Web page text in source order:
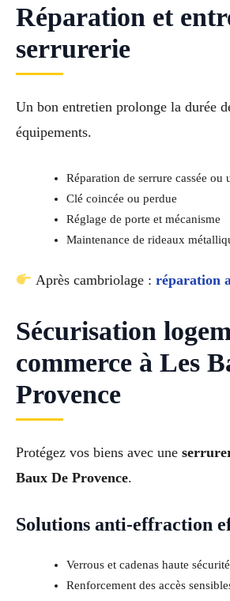
Réparation et
serrurerie
Un bon entretien prolonge la durée
équipements.
Réparation de serrure cassée ou
Clé coincée ou perdue
Réglage de porte et mécanisme
Maintenance de rideaux
Après cambriolage : réparation
Sécurisation
commerce à Les
Provence
Protégez vos biens avec une
Baux De Provence.
Solutions anti-effraction
Verrous et cadenas haute sécurité
Renforcement des accès